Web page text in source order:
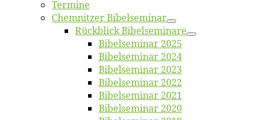
Ter­mi­ne
Chemnit­zer Bibelseminar
Rück­blick Bibelseminare
Bi­bel­se­mi­nar 2025
Bi­bel­se­mi­nar 2024
Bi­bel­se­mi­nar 2023
Bi­bel­se­mi­nar 2022
Bi­bel­se­mi­nar 2021
Bi­bel­se­mi­nar 2020